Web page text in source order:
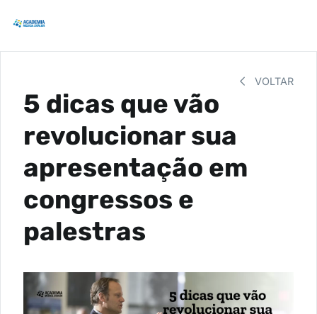
VOLTAR
5 dicas que vão
revolucionar sua
apresentação em
congressos e
palestras